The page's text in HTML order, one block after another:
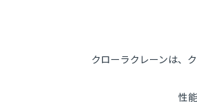
クローラクレーンは、
性能